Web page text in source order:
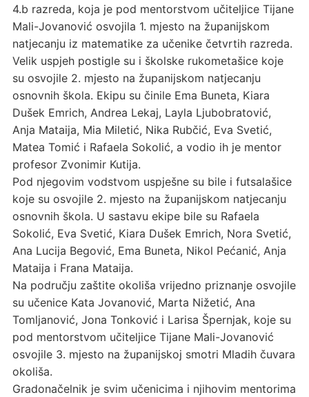
4.b razreda, koja je pod mentorstvom učiteljice Tijane
Mali-Jovanović osvojila 1. mjesto na županijskom
natjecanju iz matematike za učenike četvrtih razreda.
Velik uspjeh postigle su i školske rukometašice koje
su osvojile 2. mjesto na županijskom natjecanju
osnovnih škola. Ekipu su činile Ema Buneta, Kiara
Dušek Emrich, Andrea Lekaj, Layla Ljubobratović,
Anja Mataija, Mia Miletić, Nika Rubčić, Eva Svetić,
Matea Tomić i Rafaela Sokolić, a vodio ih je mentor
profesor Zvonimir Kutija.
Pod njegovim vodstvom uspješne su bile i futsalašice
koje su osvojile 2. mjesto na županijskom natjecanju
osnovnih škola. U sastavu ekipe bile su Rafaela
Sokolić, Eva Svetić, Kiara Dušek Emrich, Nora Svetić,
Ana Lucija Begović, Ema Buneta, Nikol Pećanić, Anja
Mataija i Frana Mataija.
Na području zaštite okoliša vrijedno priznanje osvojile
su učenice Kata Jovanović, Marta Nižetić, Ana
Tomljanović, Jona Tonković i Larisa Špernjak, koje su
pod mentorstvom učiteljice Tijane Mali-Jovanović
osvojile 3. mjesto na županijskoj smotri Mladih čuvara
okoliša.
Gradonačelnik je svim učenicima i njihovim mentorima